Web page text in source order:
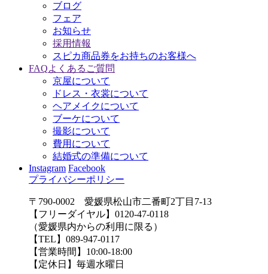
ブログ
フェア
お知らせ
採用情報
スピカ商品券をお持ちのお客様へ
FAQよくあるご質問
京屋について
ドレス・衣裳について
ヘアメイクについて
ブーケについて
撮影について
費用について
結婚式の準備について
Instagram Facebook
プライバシーポリシー
〒790-0002 愛媛県松山市二番町2丁目7-13
【フリーダイヤル】0120-47-0118
（愛媛県内からの利用に限る）
【TEL】089-947-0117
【営業時間】10:00-18:00
【定休日】毎週水曜日